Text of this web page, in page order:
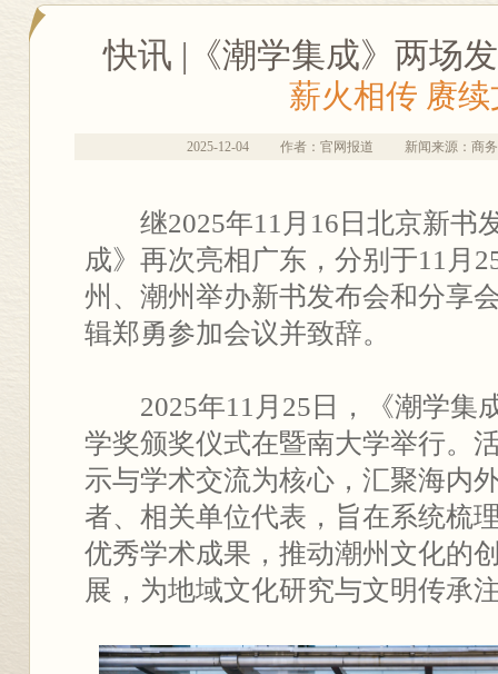
快讯 |《潮学集成》两场
薪火相传 赓续
2025-12-04 作者：官网报道 新闻来源：商
继2025年11月16日北京新书
成》再次亮相广东，分别于11月
州、潮州举办新书发布会和分享
辑郑勇参加会议并致辞。
2025年11月25日，《潮学集
学奖颁奖仪式在暨南大学举行。
示与学术交流为核心，汇聚海内
者、相关单位代表，旨在系统梳
优秀学术成果，推动潮州文化的
展，为地域文化研究与文明传承